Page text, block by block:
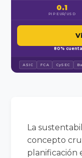
0.1
PIP EUR/USD
80%
ASIC FCA CySEC
La
concepto
planificación